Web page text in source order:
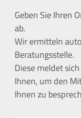
Geben Sie Ihren
ab.
Wir ermitteln
Beratungsstelle.
Diese meldet
Ihnen, um den
Ihnen zu